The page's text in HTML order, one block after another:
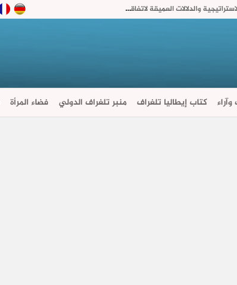
هندسة الأمن الإقليمي الجديد: قراءة في الأبعاد الاستراتيجية والدلالات العميقة لاتفاقية مكة للدفاع المشترك
كتاب إيطاليا تلغراف منبر تلغراف الدولي فضاء المرأة